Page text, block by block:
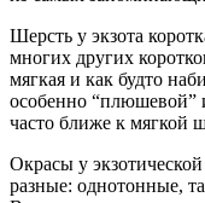
Шерсть у экзота
многих других
мягкая и как будто
особенно
часто ближе к мягкой
Окрасы у
разные: однотонные,